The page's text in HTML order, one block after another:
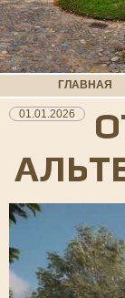
ГЛАВНАЯ
01.01.2026